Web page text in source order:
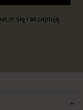
się i akceptuję